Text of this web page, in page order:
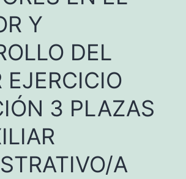
Y
DEL
EJERCICIO
3 PLAZAS
A